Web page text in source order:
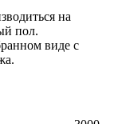
на
пол.
виде с